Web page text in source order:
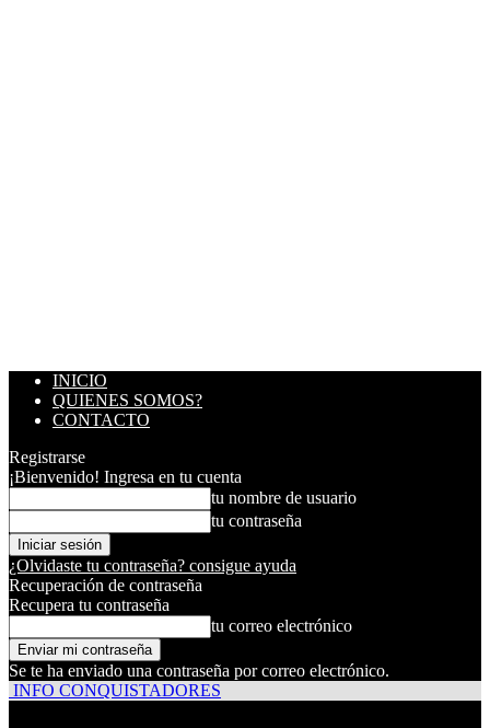
INICIO
QUIENES SOMOS?
CONTACTO
Registrarse
¡Bienvenido! Ingresa en tu cuenta
tu nombre de usuario
tu contraseña
¿Olvidaste tu contraseña? consigue ayuda
Recuperación de contraseña
Recupera tu contraseña
tu correo electrónico
Se te ha enviado una contraseña por correo electrónico.
INFO CONQUISTADORES